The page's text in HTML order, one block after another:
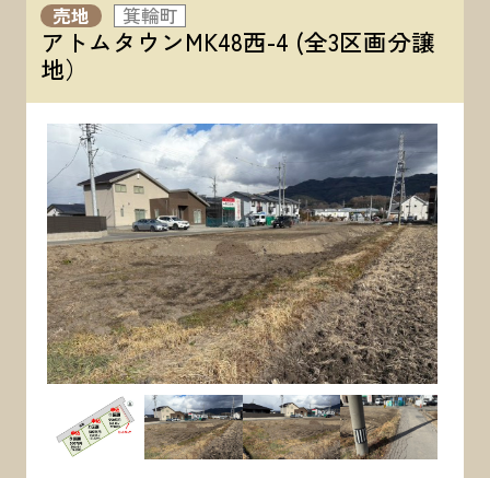
売地 箕輪町
アトムタウンMK48西-4 (全3区画分譲
地）